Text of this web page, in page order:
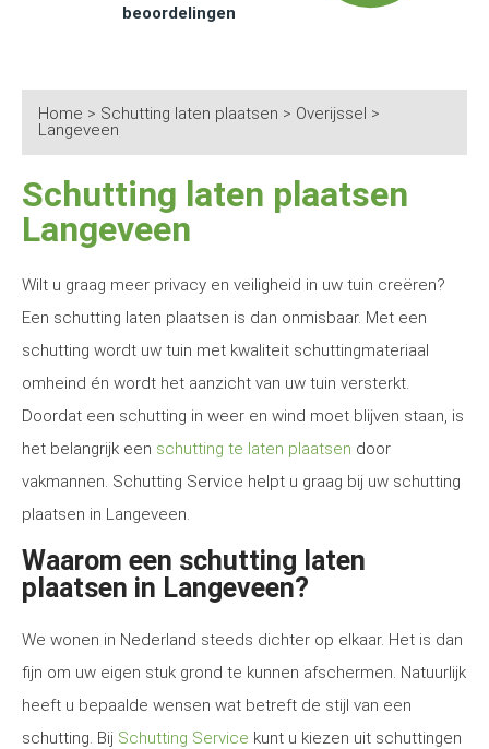
beoordelingen
Home > Schutting laten plaatsen > Overijssel >
Langeveen
Schutting laten plaatsen
Langeveen
Wilt u graag meer privacy en veiligheid in uw tuin creëren?
Een schutting laten plaatsen is dan onmisbaar. Met een
schutting wordt uw tuin met kwaliteit schuttingmateriaal
omheind én wordt het aanzicht van uw tuin versterkt.
Doordat een schutting in weer en wind moet blijven staan, is
het belangrijk een schutting te laten plaatsen door
vakmannen. Schutting Service helpt u graag bij uw schutting
plaatsen in Langeveen.
Waarom een schutting laten
plaatsen in Langeveen?
We wonen in Nederland steeds dichter op elkaar. Het is dan
fijn om uw eigen stuk grond te kunnen afschermen. Natuurlijk
heeft u bepaalde wensen wat betreft de stijl van een
schutting. Bij Schutting Service kunt u kiezen uit schuttingen